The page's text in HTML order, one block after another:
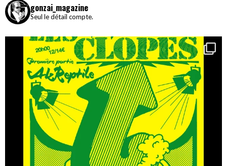
gonzai_magazine
Seul le détail compte.